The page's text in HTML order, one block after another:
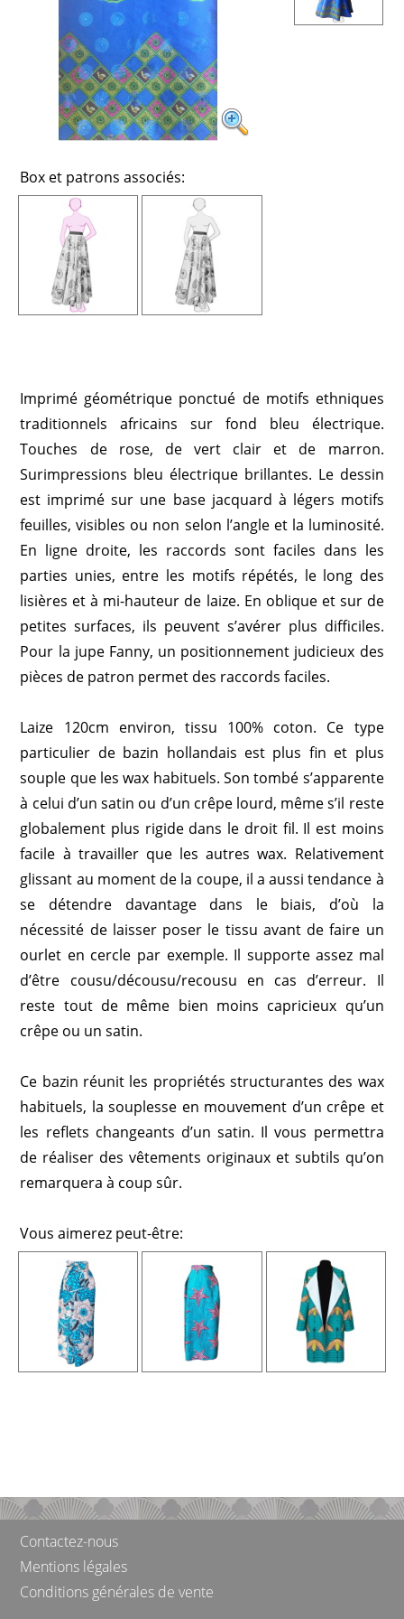
Box et patrons associés:
Imprimé géométrique ponctué de motifs ethniques
traditionnels africains sur fond bleu électrique.
Touches de rose, de vert clair et de marron.
Surimpressions bleu électrique brillantes. Le dessin
est imprimé sur une base jacquard à légers motifs
feuilles, visibles ou non selon l’angle et la luminosité.
En ligne droite, les raccords sont faciles dans les
parties unies, entre les motifs répétés, le long des
lisières et à mi-hauteur de laize. En oblique et sur de
petites surfaces, ils peuvent s’avérer plus difficiles.
Pour la jupe Fanny, un positionnement judicieux des
pièces de patron permet des raccords faciles.
Laize 120cm environ, tissu 100% coton. Ce type
particulier de bazin hollandais est plus fin et plus
souple que les wax habituels. Son tombé s’apparente
à celui d’un satin ou d’un crêpe lourd, même s’il reste
globalement plus rigide dans le droit fil. Il est moins
facile à travailler que les autres wax. Relativement
glissant au moment de la coupe, il a aussi tendance à
se détendre davantage dans le biais, d’où la
nécessité de laisser poser le tissu avant de faire un
ourlet en cercle par exemple. Il supporte assez mal
d’être cousu/décousu/recousu en cas d’erreur. Il
reste tout de même bien moins capricieux qu’un
crêpe ou un satin.
Ce bazin réunit les propriétés structurantes des wax
habituels, la souplesse en mouvement d’un crêpe et
les reflets changeants d’un satin. Il vous permettra
de réaliser des vêtements originaux et subtils qu’on
remarquera à coup sûr.
Vous aimerez peut-être:
Contactez-nous
Mentions légales
Conditions générales de vente